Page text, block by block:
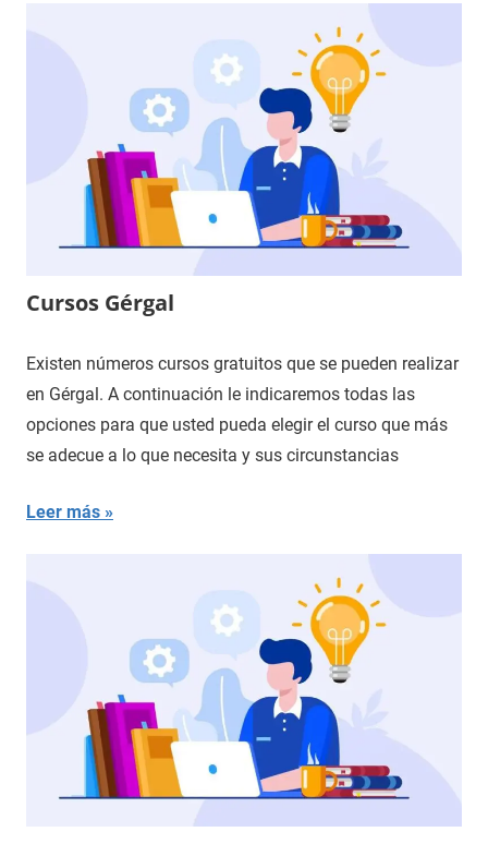
Cursos Gérgal
Existen números cursos gratuitos que se pueden realizar
en Gérgal. A continuación le indicaremos todas las
opciones para que usted pueda elegir el curso que más
se adecue a lo que necesita y sus circunstancias
Leer más